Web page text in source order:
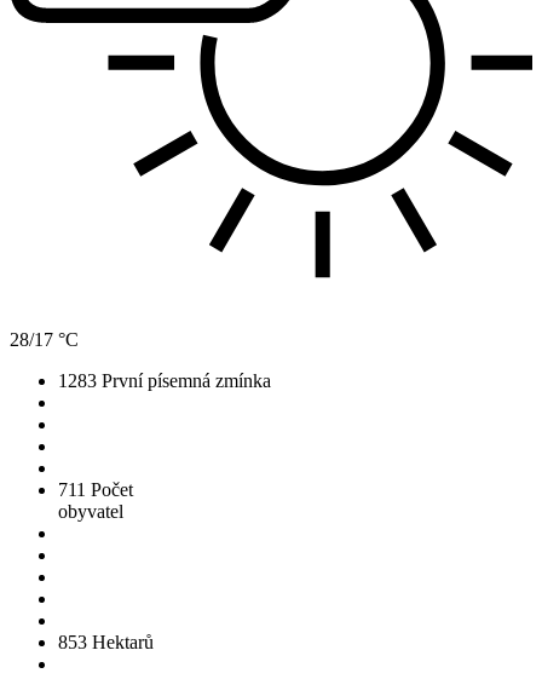
28/17 °C
1283 První písemná zmínka
711 Počet
obyvatel
853 Hektarů